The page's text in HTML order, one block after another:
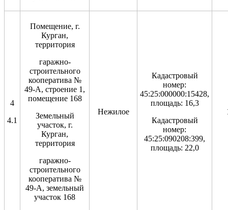
4
4.1
Помещение, г.
Курган,
территория
гаражно-
строительного
кооператива №
49-А, строение 1,
помещение 168
Земельный
участок, г.
Курган,
территория
гаражно-
строительного
кооператива №
49-А, земельный
участок 168
Нежилое
Кадастровый
номер:
45:25:000000:15428,
площадь: 16,3
Кадастровый
номер:
45:25:090208:399,
площадь: 22,0